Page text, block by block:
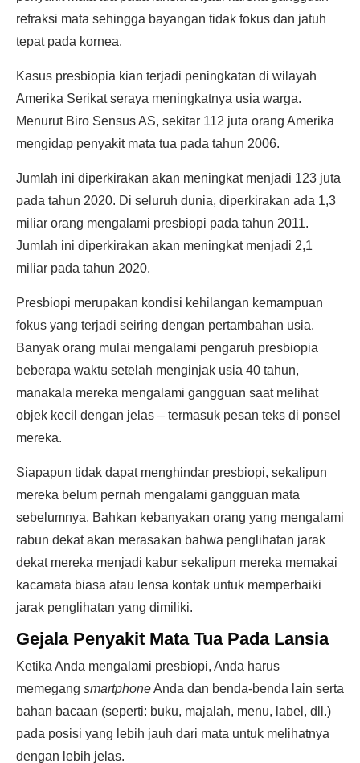
refraksi mata sehingga bayangan tidak fokus dan jatuh
tepat pada kornea.
Kasus presbiopia kian terjadi peningkatan di wilayah
Amerika Serikat seraya meningkatnya usia warga.
Menurut Biro Sensus AS, sekitar 112 juta orang Amerika
mengidap penyakit mata tua pada tahun 2006.
Jumlah ini diperkirakan akan meningkat menjadi 123 juta
pada tahun 2020. Di seluruh dunia, diperkirakan ada 1,3
miliar orang mengalami presbiopi pada tahun 2011.
Jumlah ini diperkirakan akan meningkat menjadi 2,1
miliar pada tahun 2020.
Presbiopi merupakan kondisi kehilangan kemampuan
fokus yang terjadi seiring dengan pertambahan usia.
Banyak orang mulai mengalami pengaruh presbiopia
beberapa waktu setelah menginjak usia 40 tahun,
manakala mereka mengalami gangguan saat melihat
objek kecil dengan jelas – termasuk pesan teks di ponsel
mereka.
Siapapun tidak dapat menghindar presbiopi, sekalipun
mereka belum pernah mengalami gangguan mata
sebelumnya. Bahkan kebanyakan orang yang mengalami
rabun dekat akan merasakan bahwa penglihatan jarak
dekat mereka menjadi kabur sekalipun mereka memakai
kacamata biasa atau lensa kontak untuk memperbaiki
jarak penglihatan yang dimiliki.
Gejala Penyakit Mata Tua Pada Lansia
Ketika Anda mengalami presbiopi, Anda harus
memegang smartphoneAnda dan benda-benda lain serta
bahan bacaan (seperti: buku, majalah, menu, label, dll.)
pada posisi yang lebih jauh dari mata untuk melihatnya
dengan lebih jelas.